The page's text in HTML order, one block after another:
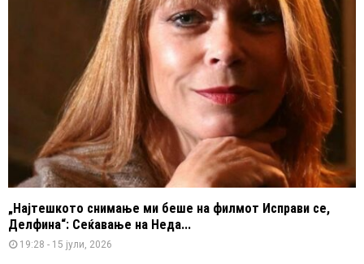
„Најтешкото снимање ми беше на филмот Исправи се,
Делфина“: Сеќавање на Неда...
19:28 - 15 јули, 2026